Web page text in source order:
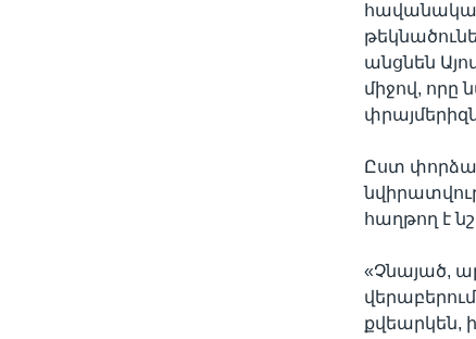
անցնեն
միջով, որը
փրայմերիզն
Ըստ
հաղթող է
«Չնայած,
քվեարկեն,